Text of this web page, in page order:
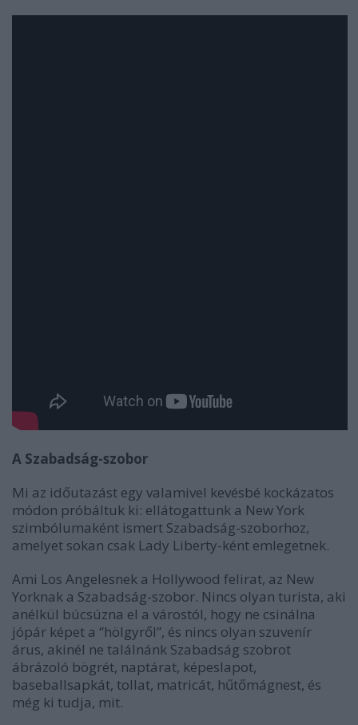
A Szabadság-szobor
Mi az időutazást egy valamivel kevésbé kockázatos
módon próbáltuk ki: ellátogattunk a New York
szimbólumaként ismert Szabadság-szoborhoz,
amelyet sokan csak Lady Liberty-ként emlegetnek.
Ami Los Angelesnek a Hollywood felirat, az New
Yorknak a Szabadság-szobor. Nincs olyan turista, aki
anélkül búcsúzna el a várostól, hogy ne csinálna
jópár képet a “hölgyről”, és nincs olyan szuvenír
árus, akinél ne találnánk Szabadság szobrot
ábrázoló bögrét, naptárat, képeslapot,
baseballsapkát, tollat, matricát, hűtőmágnest, és
még ki tudja, mit.